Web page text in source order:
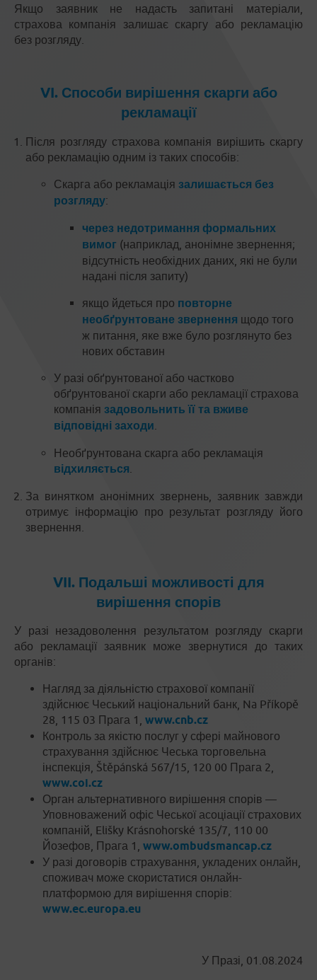
Якщо заявник не надасть запитані матеріали,
страхова компанія залишає скаргу або рекламацію
без розгляду.
VI. Способи вирішення скарги або
рекламації
Після розгляду страхова компанія вирішить скаргу
або рекламацію одним із таких способів:
Скарга або рекламація залишається без
розгляду:
через недотримання формальних
вимог (наприклад, анонімне звернення;
відсутність необхідних даних, які не були
надані після запиту)
якщо йдеться про повторне
необґрунтоване звернення щодо того
ж питання, яке вже було розглянуто без
нових обставин
У разі обґрунтованої або частково
обґрунтованої скарги або рекламації страхова
компанія задовольнить її та вживе
відповідні заходи
Необґрунтована скарга або рекламація
відхиляється
За винятком анонімних звернень, заявник завжди
отримує інформацію про результат розгляду його
звернення.
VII. Подальші можливості для
вирішення спорів
У разі незадоволення результатом розгляду скарги
або рекламації заявник може звернутися до таких
органів:
Нагляд за діяльністю страхової компанії
здійснює Чеський національний банк, Na Příkopě
28, 115 03 Прага 1, www.cnb.cz
Контроль за якістю послуг у сфері майнового
страхування здійснює Чеська торговельна
інспекція, Štěpánská 567/15, 120 00 Прага 2,
www.coi.cz
Орган альтернативного вирішення спорів —
Уповноважений офіс Чеської асоціації страхових
компаній, Elišky Krásnohorské 135/7, 110 00
Йозефов, Прага 1, www.ombudsmancap.cz
У разі договорів страхування, укладених онлайн,
споживач може скористатися онлайн-
платформою для вирішення спорів:
www.ec.europa.eu
У Празі, 01.08.2024